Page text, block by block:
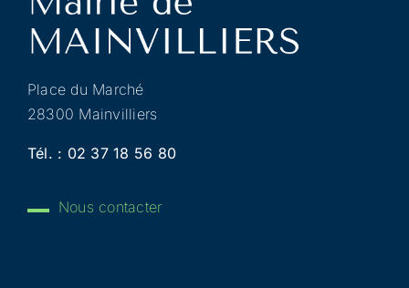
Place du Marché
28300 Mainvilliers
Tél. : 02 37 18 56 80
Nous contacter